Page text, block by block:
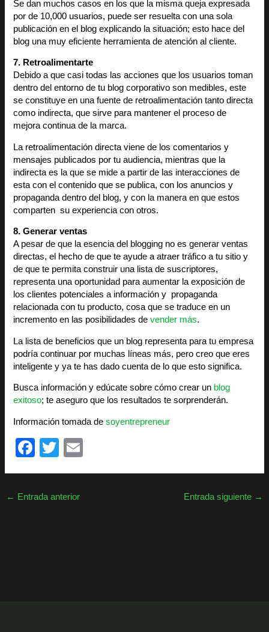
Se dan muchos casos en los que la misma queja expresada
por de 10,000 usuarios, puede ser resuelta con una sola
publicación en el blog explicando la situación; esto hace del
blog una muy eficiente herramienta de atención al cliente.
7. Retroalimentarte
Debido a que casi todas las acciones que los usuarios toman
dentro del entorno de tu blog corporativo son medibles, este
se constituye en una fuente de retroalimentación tanto directa
como indirecta, que sirve para mantener el proceso de
mejora continua de la marca.
La retroalimentación directa viene de los comentarios y
mensajes publicados por tu audiencia, mientras que la
indirecta es la que se mide a partir de las interacciones de
esta con el contenido que se publica, con los anuncios y
propaganda dentro del blog, y con la manera en que estos
comparten su experiencia con otros.
8. Generar ventas
A pesar de que la esencia del blogging no es generar ventas
directas, el hecho de que te ayude a atraer tráfico a tu sitio y
de que te permita construir una lista de suscriptores,
representa una oportunidad para aumentar la exposición de
los clientes potenciales a información y propaganda
relacionada con tu producto, cosa que se traduce en un
incremento en las posibilidades devender más.
La lista de beneficios que un blog representa para tu empresa
podría continuar por muchas líneas más, pero creo que eres
inteligente y ya te has dado cuenta de lo que esto significa.
Busca información y edúcate sobre cómo crear un blog
exitoso; te aseguro que los resultados te sorprenderán.
Información tomada desoyentrepreneur
F
e
T
er
← Entrada anterior Entrada siguiente →